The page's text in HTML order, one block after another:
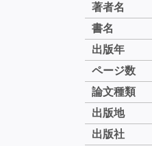
著者名
書名
出版年
ページ数
論文種類
出版地
出版社